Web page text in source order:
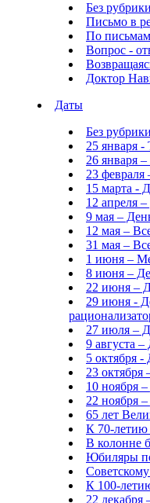
Без рубрики
Письмо в
По письмам
Вопрос -
Доктор
Даты
Без рубрики
25 января -
26 января
23 февраля
15 марта -
12 апреля
9 мая –
12 мая –
31 мая –
1 июня –
8 июня –
22 июня –
29 июня -
27 июля –
9 августа –
5 октября -
23 октября
10 ноября
22 ноября
65 лет
К 70-летию
В колонне
Юбиляры
К 100-
22 декабря